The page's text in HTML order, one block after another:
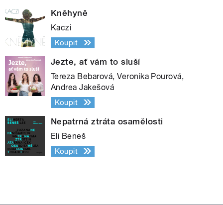
Kněhyně
Kaczi
Koupit
Jezte, ať vám to sluší
Tereza Bebarová, Veronika Pourová,
Andrea Jakešová
Koupit
Nepatrná ztráta osamělosti
Eli Beneš
Koupit